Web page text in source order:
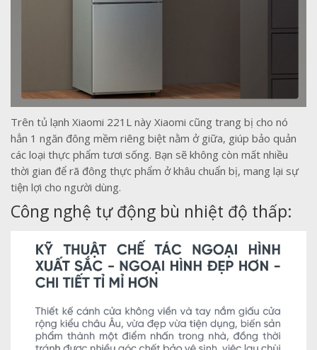
Trên tủ lạnh Xiaomi 221L này Xiaomi cũng trang bị cho nó
hẳn 1 ngăn đông mềm riêng biệt nằm ở giữa, giúp bảo quản
các loại thực phẩm tươi sống. Bạn sẽ không còn mất nhiều
thời gian để rã đông thực phẩm ở khâu chuẩn bị, mang lại sự
tiện lợi cho người dùng.
Công nghệ tự động bù nhiệt độ thấp: